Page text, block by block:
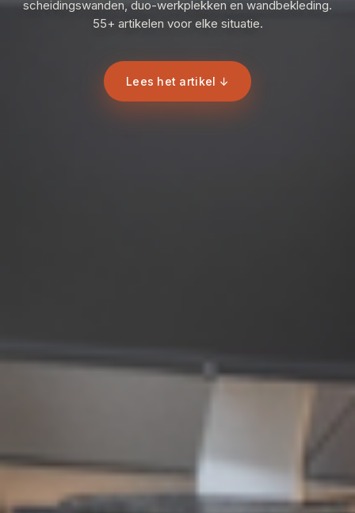
scheidingswanden, duo-werkplekken en wandbekleding.
55+ artikelen voor elke situatie.
Lees het artikel ↓